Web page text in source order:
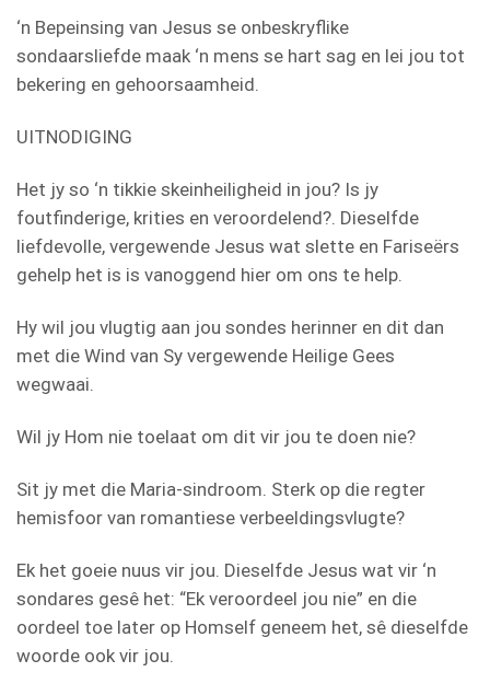
‘n Bepeinsing van Jesus se onbeskryflike
sondaarsliefde maak ‘n mens se hart sag en lei jou tot
bekering en gehoorsaamheid.
UITNODIGING
Het jy so ‘n tikkie skeinheiligheid in jou? Is jy
foutfinderige, krities en veroordelend?. Dieselfde
liefdevolle, vergewende Jesus wat slette en Fariseërs
gehelp het is is vanoggend hier om ons te help.
Hy wil jou vlugtig aan jou sondes herinner en dit dan
met die Wind van Sy vergewende Heilige Gees
wegwaai.
Wil jy Hom nie toelaat om dit vir jou te doen nie?
Sit jy met die Maria-sindroom. Sterk op die regter
hemisfoor van romantiese verbeeldingsvlugte?
Ek het goeie nuus vir jou. Dieselfde Jesus wat vir ‘n
sondares gesê het: “Ek veroordeel jou nie” en die
oordeel toe later op Homself geneem het, sê dieselfde
woorde ook vir jou.